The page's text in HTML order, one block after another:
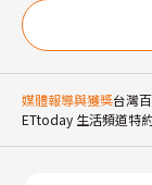
媒體報導與獲獎台灣
ETtoday 生活頻道特